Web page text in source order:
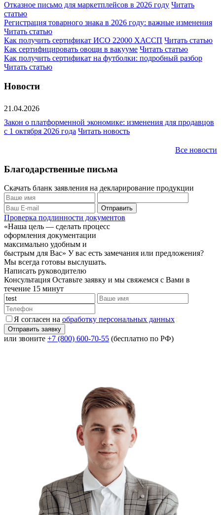
Отказное письмо для маркетплейсов в 2026 году Читать
статью
Регистрация товарного знака в 2026 году: важные изменения
Читать статью
Как получить сертификат ИСО 22000 ХАССП Читать статью
Как сертифицировать овощи в вакууме Читать статью
Как получить сертификат на футболки: подробный разбор
Читать статью
Новости
21.04.2026
Закон о платформенной экономике: изменения для продавцов
с 1 октября 2026 года Читать новость
Все новости
Благодарственные письма
Скачать бланк заявления на декларирование продукции
Проверка подлинности документов
«Наша цель — сделать процесс
оформления документации
максимально удобным и
быстрым для Вас» У вас есть замечания или предложения?
Мы всегда готовы выслушать.
Написать руководителю
Консультация Оставьте заявку и мы свяжемся с Вами в
течение 15 минут
Я согласен на обработку персональных данных
или звоните +7 (800) 600-70-55 (бесплатно по РФ)